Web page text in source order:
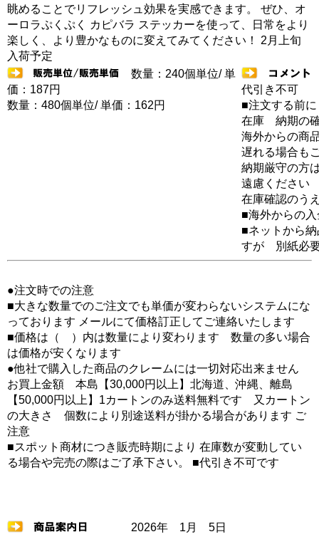
眺めることでリフレッシュ効果を実感できます。 ぜひ、オ
ーロラぷくぷく カピバラ ステッカーを使って、日常をより
楽しく、より豊かなものに変えてみてください！ 2月上旬
入荷予定
数量：240個単位/ 単
価：187円
数量：480個単位/ 単価：162円
代引き不可
■注文する前に
在庫 納期の
海外からの商
遅れる場合も
納期厳守の方
遠慮ください
在庫確認のう
■海外からの
■ネットから
すが 別紙必
●注文時での注意
■大きな数量でのご注文でも単価が変わらないシステムにな
っております メールにて価格訂正してご連絡いたします
■価格は（ ）内は数量により変わります 数量の多い場合
は価格が安くなります
●他社で購入した商品のクレームには一切対応出来ません
お買上金額 本島【30,000円以上】北海道、沖縄、離島
【50,000円以上】1カートンのみ送料無料です 又カートン
の大きさ 個数により別途送料が掛かる場合があります ご
注意
■スポット商材につき販売時期により 在庫数が変動してい
る場合や完売の際はご了承下さい。 ■代引き不可です
2026年 1月 5日